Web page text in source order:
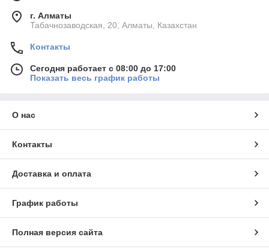
г. Алматы
Табачнозаводская, 20, Алматы, Казахстан
Контакты
Сегодня работает с 08:00 до 17:00
Показать весь график работы
О нас
Контакты
Доставка и оплата
График работы
Полная версия сайта